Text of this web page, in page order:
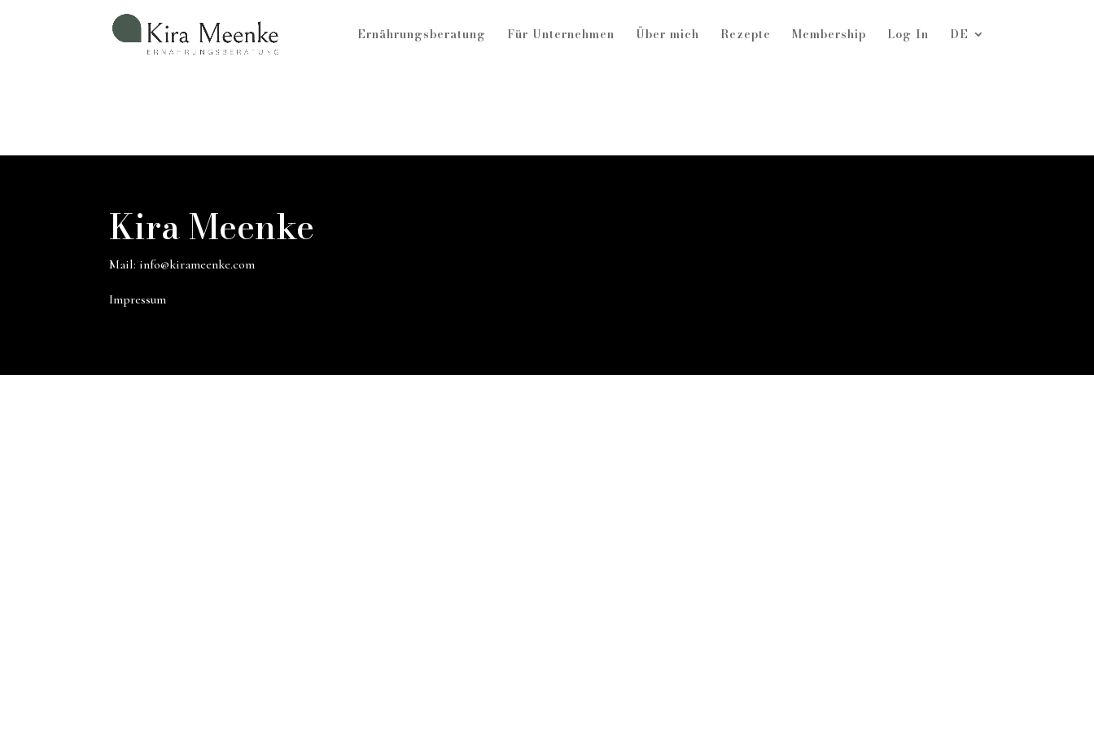
Ernährungsberatung Für Unternehmen Über mich Rezepte Membership Log In DE
Kira Meenke
Mail: info@kirameenke.com
Impressum